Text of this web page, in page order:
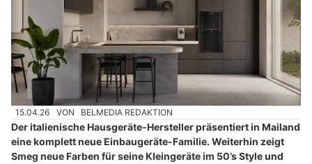
15.04.26 VON BELMEDIA REDAKTION
Der italienische Hausgeräte-Hersteller präsentiert in Mailand
eine komplett neue Einbaugeräte-Familie. Weiterhin zeigt
Smeg neue Farben für seine Kleingeräte im 50’s Style und